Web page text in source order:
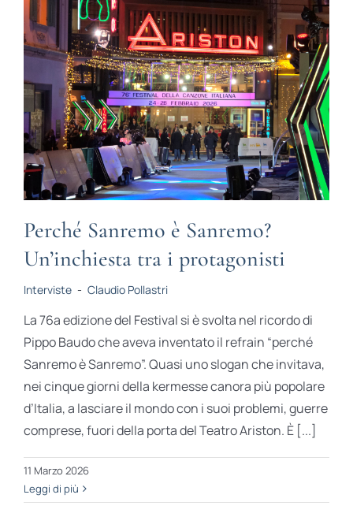
Perché Sanremo è Sanremo?
Un’inchiesta tra i protagonisti
Interviste - Claudio Pollastri
La 76a edizione del Festival si è svolta nel ricordo di
Pippo Baudo che aveva inventato il refrain “perché
Sanremo è Sanremo”. Quasi uno slogan che invitava,
nei cinque giorni della kermesse canora più popolare
d’Italia, a lasciare il mondo con i suoi problemi, guerre
comprese, fuori della porta del Teatro Ariston. È [...]
11 Marzo 2026
Leggi di più